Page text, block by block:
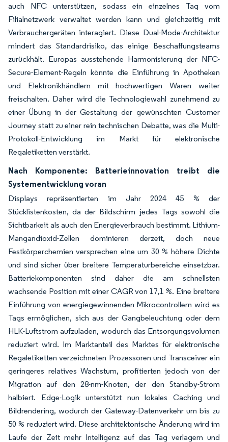
auch NFC unterstützen, sodass ein einzelnes Tag vom
Filialnetzwerk verwaltet werden kann und gleichzeitig mit
Verbrauchergeräten interagiert. Diese Dual-Mode-Architektur
mindert das Standardrisiko, das einige Beschaffungsteams
zurückhält. Europas ausstehende Harmonisierung der NFC-
Secure-Element-Regeln könnte die Einführung in Apotheken
und Elektronikhändlern mit hochwertigen Waren weiter
freischalten. Daher wird die Technologiewahl zunehmend zu
einer Übung in der Gestaltung der gewünschten Customer
Journey statt zu einer rein technischen Debatte, was die Multi-
Protokoll-Entwicklung im Markt für elektronische
Regaletiketten verstärkt.
Nach Komponente: Batterieinnovation treibt die
Systementwicklung voran
Displays repräsentierten im Jahr 2024 45 % der
Stücklistenkosten, da der Bildschirm jedes Tags sowohl die
Sichtbarkeit als auch den Energieverbrauch bestimmt. Lithium-
Mangandioxid-Zellen dominieren derzeit, doch neue
Festkörperchemien versprechen eine um 30 % höhere Dichte
und sind sicher über breitere Temperaturbereiche einsetzbar.
Batteriekomponenten sind daher die am schnellsten
wachsende Position mit einer CAGR von 17,1 %. Eine breitere
Einführung von energiegewinnenden Mikrocontrollern wird es
Tags ermöglichen, sich aus der Gangbeleuchtung oder dem
HLK-Luftstrom aufzuladen, wodurch das Entsorgungsvolumen
reduziert wird. Im Marktanteil des Marktes für elektronische
Regaletiketten verzeichneten Prozessoren und Transceiver ein
geringeres relatives Wachstum, profitierten jedoch von der
Migration auf den 28-nm-Knoten, der den Standby-Strom
halbiert. Edge-Logik unterstützt nun lokales Caching und
Bildrendering, wodurch der Gateway-Datenverkehr um bis zu
50 % reduziert wird. Diese architektonische Änderung wird im
Laufe der Zeit mehr Intelligenz auf das Tag verlagern und